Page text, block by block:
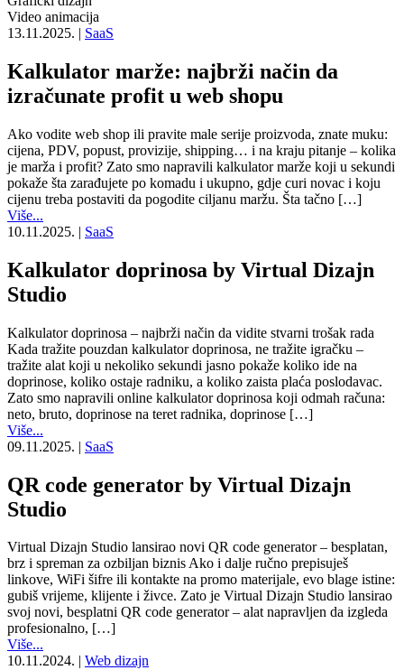
Video animacija
13.11.2025. | SaaS
Kalkulator marže: najbrži način da
izračunate profit u web shopu
Ako vodite web shop ili pravite male serije proizvoda, znate muku:
cijena, PDV, popust, provizije, shipping… i na kraju pitanje – kolika
je marža i profit? Zato smo napravili kalkulator marže koji u sekundi
pokaže šta zarađujete po komadu i ukupno, gdje curi novac i koju
cijenu treba postaviti da pogodite ciljanu maržu. Šta tačno […]
Više...
10.11.2025. | SaaS
Kalkulator doprinosa by Virtual Dizajn
Studio
Kalkulator doprinosa – najbrži način da vidite stvarni trošak rada
Kada tražite pouzdan kalkulator doprinosa, ne tražite igračku –
tražite alat koji u nekoliko sekundi jasno pokaže koliko ide na
doprinose, koliko ostaje radniku, a koliko zaista plaća poslodavac.
Zato smo napravili online kalkulator doprinosa koji odmah računa:
neto, bruto, doprinose na teret radnika, doprinose […]
Više...
09.11.2025. | SaaS
QR code generator by Virtual Dizajn
Studio
Virtual Dizajn Studio lansirao novi QR code generator – besplatan,
brz i spreman za ozbiljan biznis Ako i dalje ručno prepisuješ
linkove, WiFi šifre ili kontakte na promo materijale, evo blage istine:
gubiš vrijeme, klijente i živce. Zato je Virtual Dizajn Studio lansirao
svoj novi, besplatni QR code generator – alat napravljen da izgleda
profesionalno, […]
Više...
10.11.2024. | Web dizajn